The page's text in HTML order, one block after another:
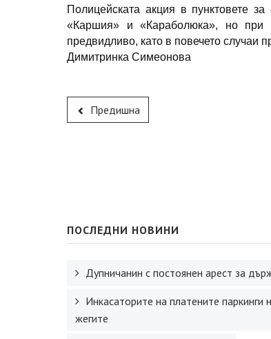
Полицейската акция в пунктовете
«Каршия» и «Караболюка», но при
предвидливо, като в повечето случаи
Димитринка Симеонова
Предишна
ПОСЛЕДНИ НОВИНИ
Дупничанин с постоянен арест за
Инкасаторите на платените паркинги
жегите